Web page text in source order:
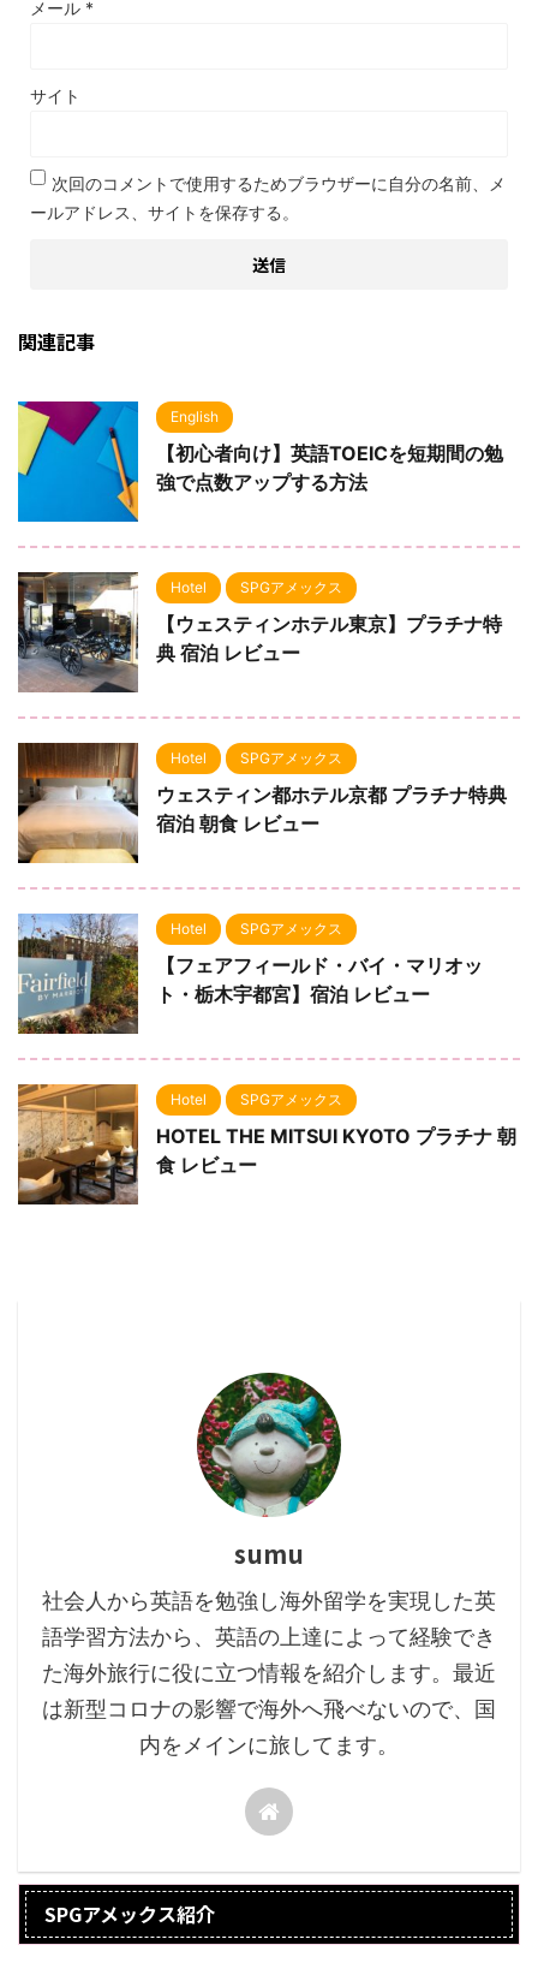
メール *
サイト
次回のコメントで使用するためブラウザーに自分の名前、メ
ールアドレス、サイトを保存する。
関連記事
English
【初心者向け】英語TOEICを短期間の勉
強で点数アップする方法
Hotel SPGアメックス
【ウェスティンホテル東京】プラチナ特
典 宿泊 レビュー
Hotel SPGアメックス
ウェスティン都ホテル京都 プラチナ特典
宿泊 朝食 レビュー
Hotel SPGアメックス
【フェアフィールド・バイ・マリオッ
ト・栃木宇都宮】宿泊 レビュー
Hotel SPGアメックス
HOTEL THE MITSUI KYOTO プラチナ 朝
食 レビュー
sumu
社会人から英語を勉強し海外留学を実現した英
語学習方法から、英語の上達によって経験でき
た海外旅行に役に立つ情報を紹介します。最近
は新型コロナの影響で海外へ飛べないので、国
内をメインに旅してます。
SPGアメックス紹介